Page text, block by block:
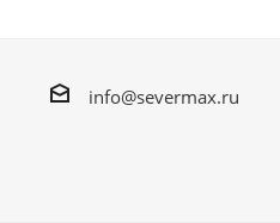
info@severmax.ru